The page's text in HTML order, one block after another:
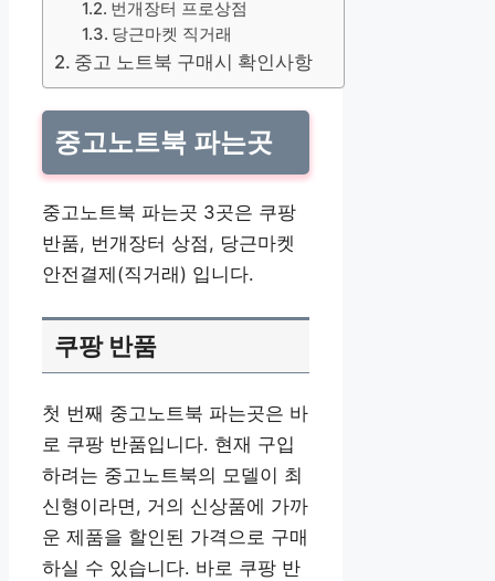
번개장터 프로상점
당근마켓 직거래
중고 노트북 구매시 확인사항
중고노트북 파는곳
중고노트북 파는곳 3곳은 쿠팡
반품, 번개장터 상점, 당근마켓
안전결제(직거래) 입니다.
쿠팡 반품
첫 번째 중고노트북 파는곳은 바
로 쿠팡 반품입니다. 현재 구입
하려는 중고노트북의 모델이 최
신형이라면, 거의 신상품에 가까
운 제품을 할인된 가격으로 구매
하실 수 있습니다. 바로 쿠팡 반